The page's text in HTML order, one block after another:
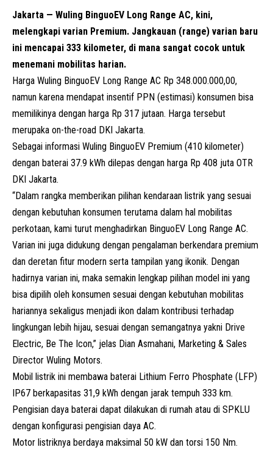
Jakarta — Wuling BinguoEV Long Range AC, kini,
melengkapi varian Premium. Jangkauan (range) varian baru
ini mencapai 333 kilometer, di mana sangat cocok untuk
menemani mobilitas harian.
Harga Wuling BinguoEV Long Range AC Rp 348.000.000,00,
namun karena mendapat insentif PPN (estimasi) konsumen bisa
memilikinya dengan harga Rp 317 jutaan. Harga tersebut
merupaka on-the-road DKI Jakarta.
Sebagai informasi Wuling BinguoEV Premium (410 kilometer)
dengan baterai 37.9 kWh dilepas dengan harga Rp 408 juta OTR
DKI Jakarta.
“Dalam rangka memberikan pilihan kendaraan listrik yang sesuai
dengan kebutuhan konsumen terutama dalam hal mobilitas
perkotaan, kami turut menghadirkan BinguoEV Long Range AC.
Varian ini juga didukung dengan pengalaman berkendara premium
dan deretan fitur modern serta tampilan yang ikonik. Dengan
hadirnya varian ini, maka semakin lengkap pilihan model ini yang
bisa dipilih oleh konsumen sesuai dengan kebutuhan mobilitas
hariannya sekaligus menjadi ikon dalam kontribusi terhadap
lingkungan lebih hijau, sesuai dengan semangatnya yakni Drive
Electric, Be The Icon,” jelas Dian Asmahani, Marketing & Sales
Director Wuling Motors.
Mobil listrik ini membawa baterai Lithium Ferro Phosphate (LFP)
IP67 berkapasitas 31,9 kWh dengan jarak tempuh 333 km.
Pengisian daya baterai dapat dilakukan di rumah atau di SPKLU
dengan konfigurasi pengisian daya AC.
Motor listriknya berdaya maksimal 50 kW dan torsi 150 Nm.